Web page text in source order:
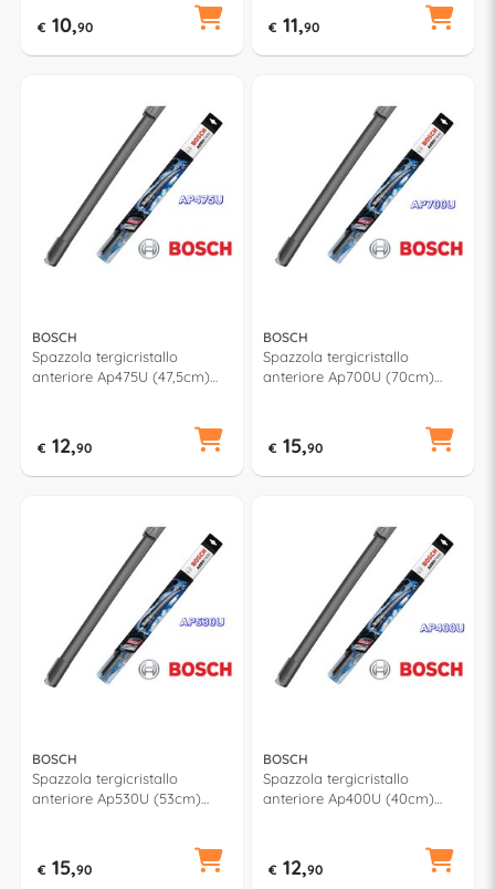
€ 10,90 € 11,90
BOSCH
Spazzola tergicristallo
anteriore Ap475U (47,5cm)
€ 12,90
BOSCH
Spazzola tergicristallo
anteriore Ap700U (70cm)
€ 15,90
BOSCH
Spazzola tergicristallo
anteriore Ap530U (53cm)
€ 15,90
BOSCH
Spazzola tergicristallo
anteriore Ap400U (40cm)
€ 12,90